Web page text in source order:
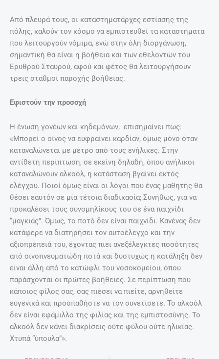
Από πλευρά τους, οι καταστηματάρχες εστίασης της
πόλης, καλούν τον κόσμο να εμπιστευθεί τα καταστήματα
που λειτουργούν νόμιμα, ενώ στην όλη διοργάνωση,
σημαντική θα είναι η βοήθεια και των εθελοντών του
Ερυθρού Σταυρού, αφού και φέτος θα λειτουργήσουν
τρεις σταθμοί παροχής βοήθειας.
Εφιστούν την προσοχή
Η ένωση γονέων και κηδεμόνων, επισημαίνει πως:
«Μπορεί ο οίνος να ευφραίνει καρδίαν, όμως μόνο όταν
καταναλώνεται με μέτρο από τους ενήλικες. Στην
αντίθετη περίπτωση, σε εκείνη δηλαδή, όπου ανήλικοι
καταναλώνουν αλκοόλ, η κατάσταση βγαίνει εκτός
ελέγχου. Ποιοί όμως είναι οι λόγοι που ένας μαθητής θα
θέσει εαυτόν σε μία τέτοια διαδικασία; Συνήθως, για να
προκαλέσει τους συνομηλίκους του σε ένα παιχνίδι
“μαγκιάς”. Όμως, το ποτό δεν είναι παιχνίδι. Κανένας δεν
κατάφερε να διατηρήσει τον αυτοέλεγχο και την
αξιοπρέπειά του, έχοντας πιει ανεξέλεγκτες ποσότητες
από οινοπνευματώδη ποτά και δυστυχώς η κατάληξη δεν
είναι άλλη από το κατώφλι του νοσοκομείου, όπου
παράσχονται οι πρώτες βοήθειες. Σε περίπτωση που
κάποιος φίλος σας, σας πιέσει να πιείτε, αρνηθείτε
ευγενικά και προσπαθήστε να τον συνετίσετε. Το αλκοόλ
δεν είναι εφάμιλλο της φιλίας και της εμπιστοσύνης. Το
αλκοόλ δεν κάνει διακρίσεις ούτε φύλου ούτε ηλικίας.
Χτυπά “ύπουλα”».